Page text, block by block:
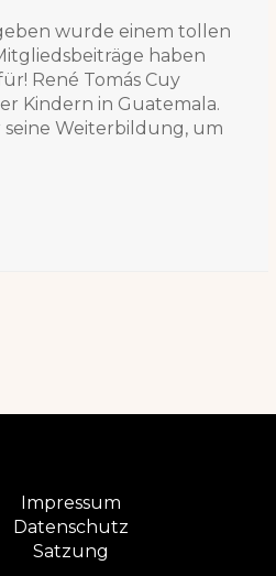
wurde einem tollen
haben
René Tomás Cuy
Kindern in Guatemala.
Weiterbildung, um
Impressum
Datenschutz
Satzung